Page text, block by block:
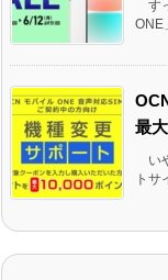
す
ONE
最
い
トサ